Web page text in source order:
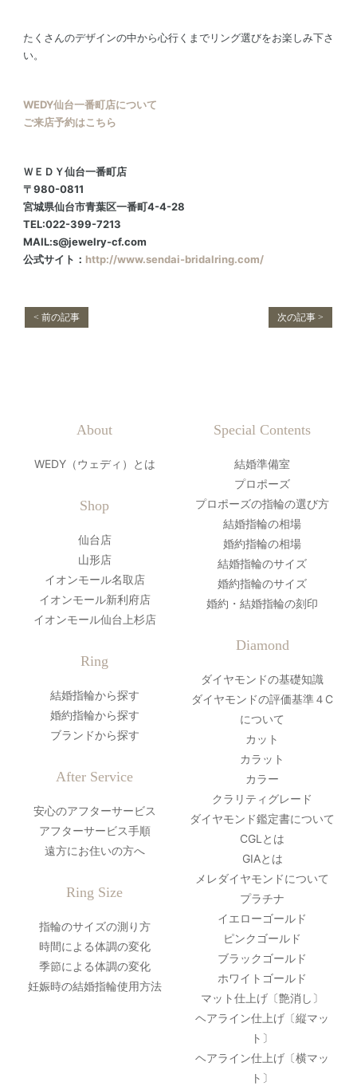
たくさんのデザインの中から心行くまでリング選びをお楽しみ下さ
い。
WEDY仙台一番町店について
ご来店予約はこちら
ＷＥＤＹ仙台一番町店
〒980-0811
宮城県仙台市青葉区一番町4-4-28
TEL:022-399-7213
MAIL:s@jewelry-cf.com
公式サイト： http://www.sendai-bridalring.com/
< 前の記事 次の記事 >
About
WEDY（ウェディ）とは
Shop
仙台店
山形店
イオンモール名取店
イオンモール新利府店
イオンモール仙台上杉店
Ring
結婚指輪から探す
婚約指輪から探す
ブランドから探す
After Service
安心のアフターサービス
アフターサービス手順
遠方にお住いの方へ
Ring Size
指輪のサイズの測り方
時間による体調の変化
季節による体調の変化
妊娠時の結婚指輪使用方法
Special Contents
結婚準備室
プロポーズ
プロポーズの指輪の選び方
結婚指輪の相場
婚約指輪の相場
結婚指輪のサイズ
婚約指輪のサイズ
婚約・結婚指輪の刻印
Diamond
ダイヤモンドの基礎知識
ダイヤモンドの評価基準４C
について
カット
カラット
カラー
クラリティグレード
ダイヤモンド鑑定書について
CGLとは
GIAとは
メレダイヤモンドについて
プラチナ
イエローゴールド
ピンクゴールド
ブラックゴールド
ホワイトゴールド
マット仕上げ〔艶消し〕
ヘアライン仕上げ〔縦マッ
ト〕
ヘアライン仕上げ〔横マッ
ト〕